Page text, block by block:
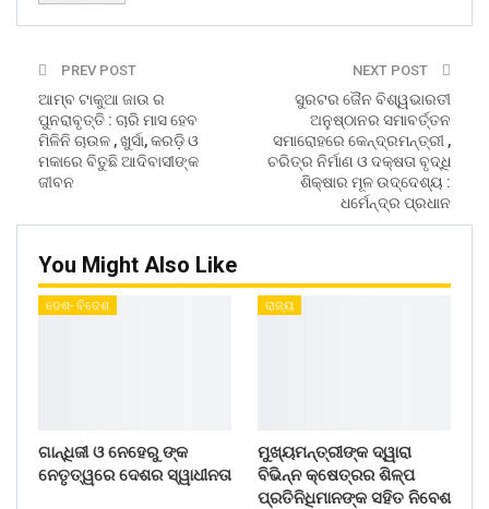
PREV POST
ଆମ୍ବ ଟାକୁଆ ଜାଉ ର
ପୁନରାବୃତ୍ତି : ଚାରି ମାସ ହେବ
ମିଳିନି ଚାଉଳ , ଖୁର୍ସା, କରଡ଼ି ଓ
ମକାରେ ବିତୁଛି ଆଦିବାସୀଙ୍କ
ଜୀବନ
NEXT POST
ସୁରଟର ଜୈନ ବିଶ୍ୱଭାରତୀ
ଅନୁଷ୍ଠାନର ସମାବର୍ତ୍ତନ
ସମାରୋହରେ କେନ୍ଦ୍ରମନ୍ତ୍ରୀ ,
ଚରିତ୍ର ନିର୍ମାଣ ଓ ଦକ୍ଷତା ବୃଦ୍ଧି
ଶିକ୍ଷାର ମୂଳ ଉଦ୍ଦେଶ୍ୟ :
ଧର୍ମେନ୍ଦ୍ର ପ୍ରଧାନ
You Might Also Like
ଦେଶ- ବିଦେଶ
ଗାନ୍ଧିଜୀ ଓ ନେହେରୁ ଙ୍କ
ନେତୃତ୍ୱରେ ଦେଶର ସ୍ୱାଧୀନତା
ରାଜ୍ୟ
ମୁଖ୍ୟମନ୍ତ୍ରୀଙ୍କ ଦ୍ୱାରା
ବିଭିନ୍ନ କ୍ଷେତ୍ରର ଶିଳ୍ପ
ପ୍ରତିନିଧିମାନଙ୍କ ସହିତ ନିବେଶ